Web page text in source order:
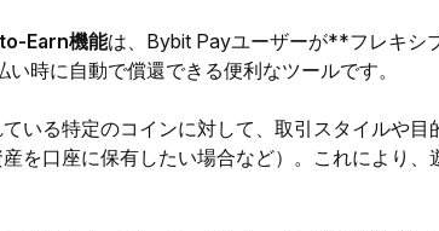
Earn機能は、Bybit Payユーザーが**フレキシ
時に自動で償還できる便利なツールです。
いる特定のコインに対して、取引スタイルや
を口座に保有したい場合など）。これにより